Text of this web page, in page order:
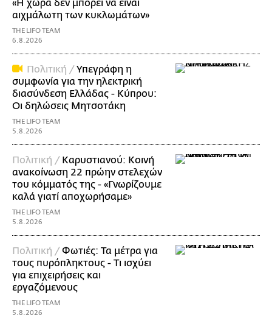
«Η χώρα δεν μπορεί να είναι
αιχμάλωτη των κυκλωμάτων»
THE LIFO TEAM
6.8.2026
Πολιτική /Υπεγράφη η
συμφωνία για την ηλεκτρική
διασύνδεση Ελλάδας - Κύπρου:
Οι δηλώσεις Μητσοτάκη
THE LIFO TEAM
5.8.2026
Πολιτική / Καρυστιανού: Κοινή
ανακοίνωση 22 πρώην στελεχών
του κόμματός της - «Γνωρίζουμε
καλά γιατί αποχωρήσαμε»
THE LIFO TEAM
5.8.2026
Πολιτική /Φωτιές: Τα μέτρα για
τους πυρόπληκτους - Τι ισχύει
για επιχειρήσεις και
εργαζόμενους
THE LIFO TEAM
5.8.2026